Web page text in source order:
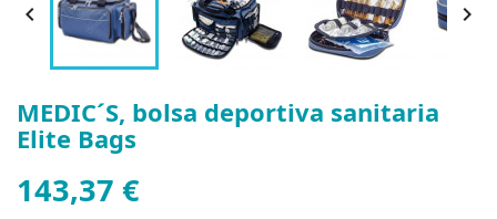
 
MEDIC´S, bolsa deportiva sanitaria
Elite Bags
143,37 €